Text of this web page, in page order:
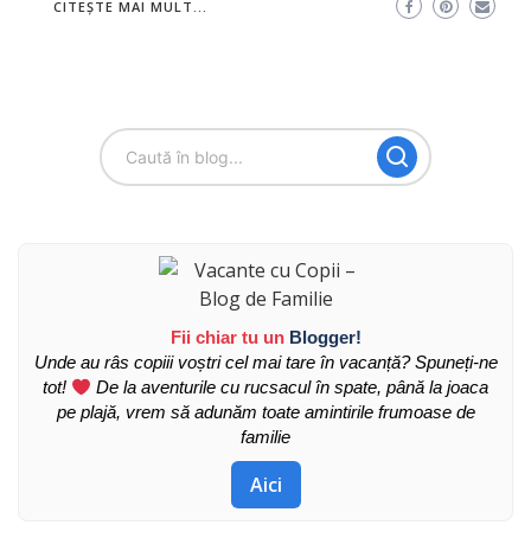
CITEȘTE MAI MULT...
Fii chiar tu un Blogger!
Unde au râs copiii voștri cel mai tare în vacanță? Spuneți-ne
tot!
De la aventurile cu rucsacul în spate, până la joaca
pe plajă, vrem să adunăm toate amintirile frumoase de
familie
Aici